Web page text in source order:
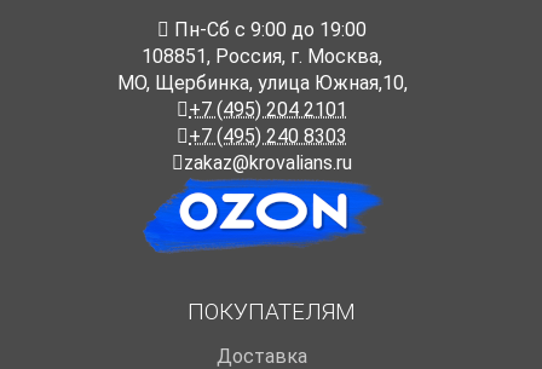
Пн-Cб с 9:00 до 19:00
108851, Россия, г. Москва,
МО, Щербинка, улица Южная,10,
+7 (495) 204 2101
+7 (495) 240 8303
zakaz@krovalians.ru
ПОКУПАТЕЛЯМ
Доставка